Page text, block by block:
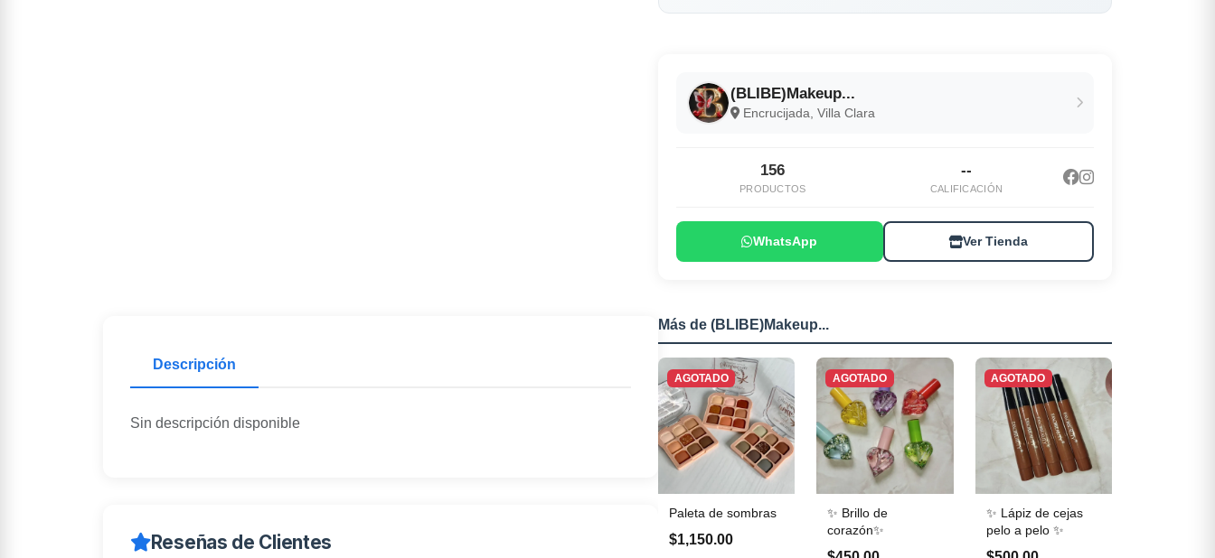
(BLIBE)Makeup...
Encrucijada, Villa Clara
156
PRODUCTOS
--
CALIFICACIÓN
WhatsApp Ver Tienda
Descripción
Sin descripción disponible
Reseñas de Clientes
Más de (BLIBE)Makeup...
AGOTADO
Paleta de sombras
$1,150.00
AGOTADO
✨ Brillo de
corazón✨
AGOTADO
✨ Lápiz de cejas
pelo a pelo ✨